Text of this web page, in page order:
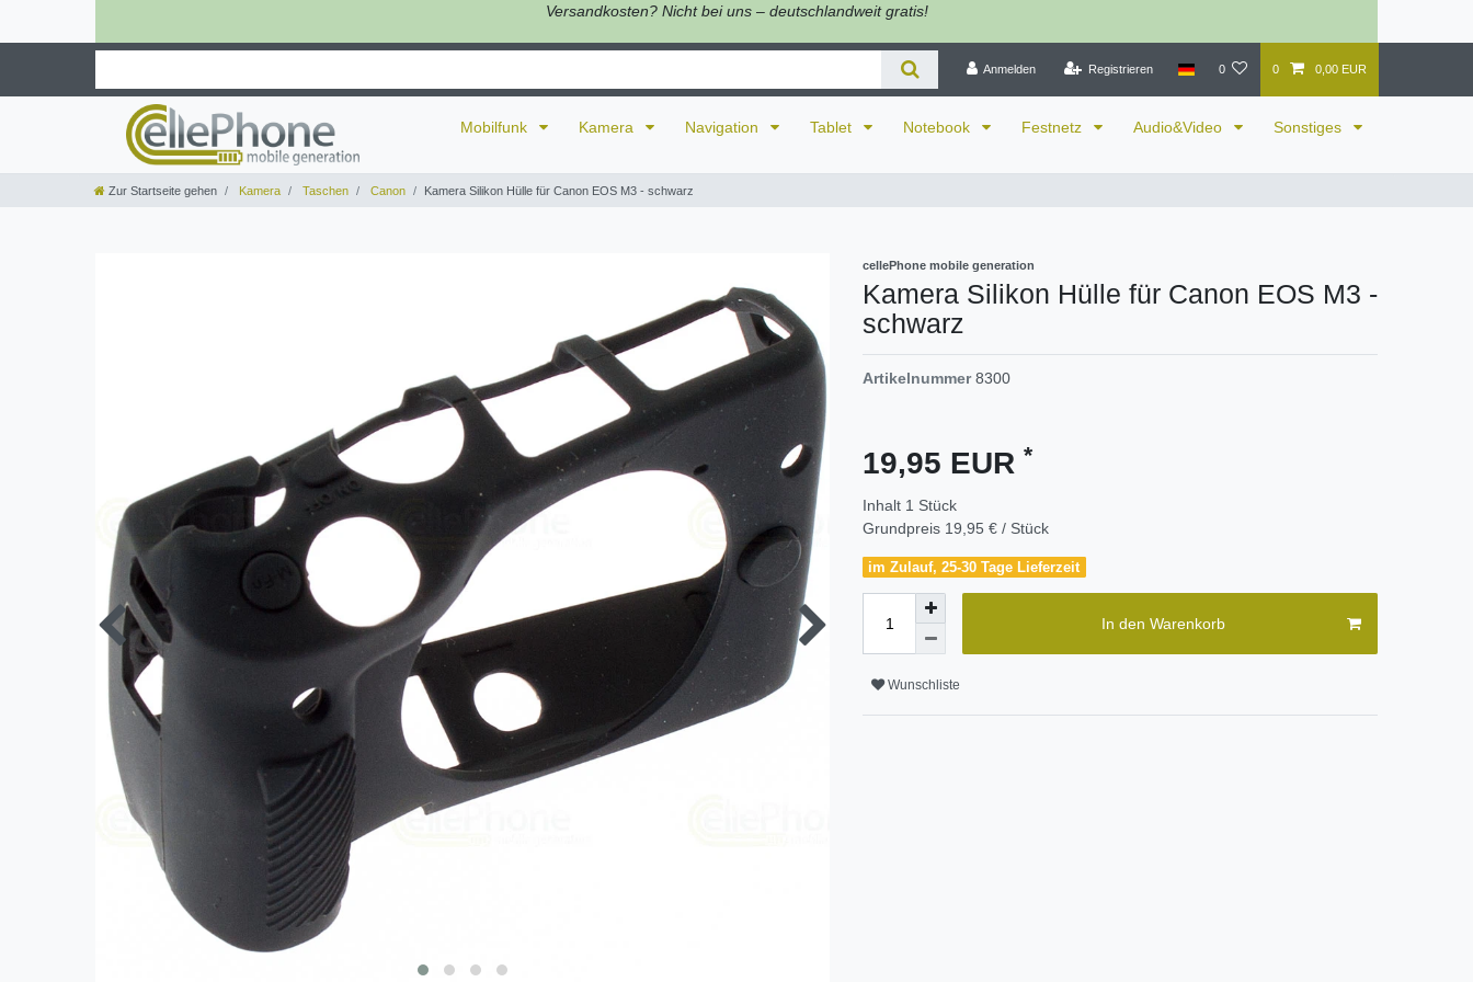
Versandkosten? Nicht bei uns – deutschlandweit gratis!
Anmelden Registrieren 0 0 0,00 EUR
Mobilfunk Kamera Navigation Tablet Notebook Festnetz Audio&Video Sonstiges
Zur Startseite gehen Kamera Taschen Canon Kamera Silikon Hülle für Canon EOS M3 - schwarz
cellePhone mobile generation
Kamera Silikon Hülle für Canon EOS M3 -
schwarz
Artikelnummer 8300
19,95 EUR *
Inhalt 1 Stück
Grundpreis 19,95 € / Stück
im Zulauf, 25-30 Tage Lieferzeit
In den Warenkorb
Wunschliste